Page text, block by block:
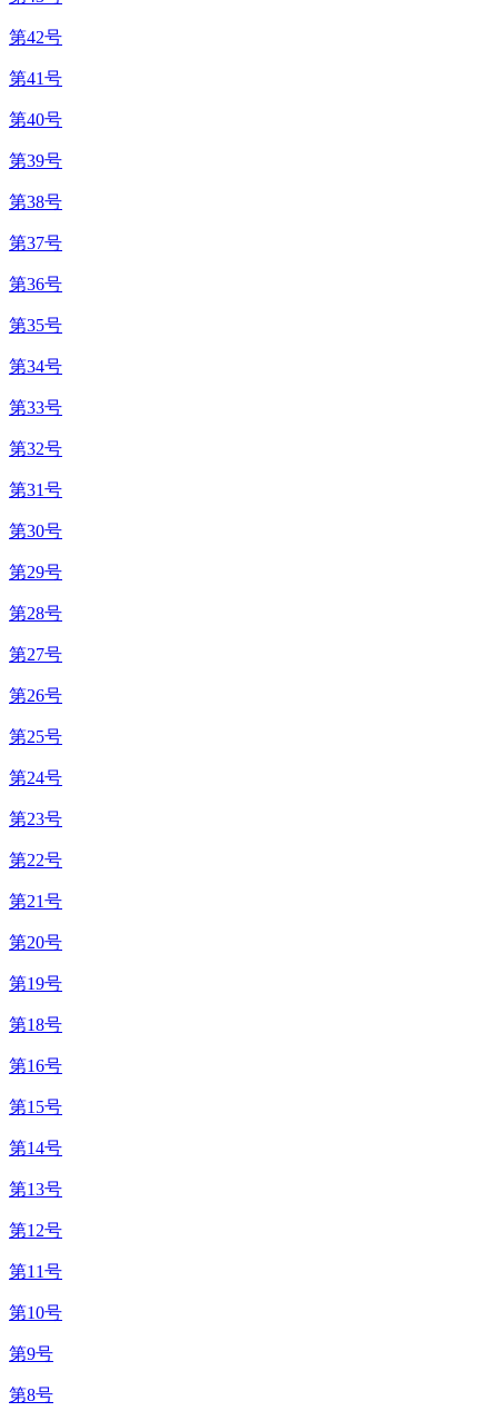
第42号
第41号
第40号
第39号
第38号
第37号
第36号
第35号
第34号
第33号
第32号
第31号
第30号
第29号
第28号
第27号
第26号
第25号
第24号
第23号
第22号
第21号
第20号
第19号
第18号
第16号
第15号
第14号
第13号
第12号
第11号
第10号
第9号
第8号